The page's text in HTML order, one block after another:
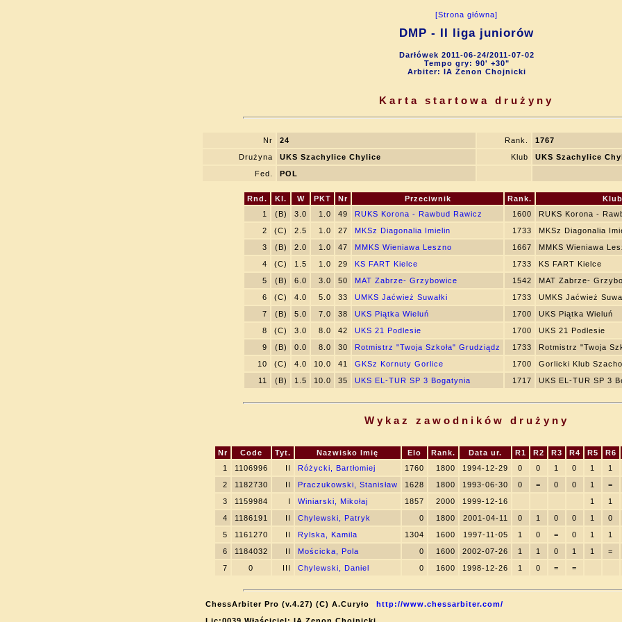
[Strona główna]
DMP - II liga juniorów
Darłówek 2011-06-24/2011-07-02
Tempo gry: 90' +30"
Arbiter: IA Zenon Chojnicki
Karta startowa drużyny
Nr 24 Rank.
1767
Drużyna
UKS Szachylice Chylice Klub
UKS Szachylice
Fed.
POL
Rnd. Kl. W PKT Nr Przeciwnik Rank.
Klub
1
(B) 3.0 1.0 49 RUKS Korona - Rawbud Rawicz 1600
RUKS Korona -
2
(C) 2.5 1.0 27 MKSz Diagonalia Imielin 1733
MKSz Diagonalia
3
(B) 2.0 1.0 47 MMKS Wieniawa Leszno 1667
MMKS Wieniawa
4
(C) 1.5 1.0 29 KS FART Kielce 1733
KS FART Kielce
5
(B) 6.0 3.0 50 MAT Zabrze- Grzybowice 1542
MAT Zabrze-
6
(C) 4.0 5.0 33 UMKS Jaćwież Suwałki 1733
UMKS Jaćwież
7
(B) 5.0 7.0 38 UKS Piątka Wieluń 1700
UKS Piątka Wieluń
8
(C) 3.0 8.0 42 UKS 21 Podlesie 1700
UKS 21 Podlesie
9
(B) 0.0 8.0 30 Rotmistrz "Twoja Szkoła" Grudziądz 1733
Rotmistrz "Twoja
10
(C) 4.0 10.0 41 GKSz Kornuty Gorlice 1700
Gorlicki Klub
11
(B) 1.5 10.0 35 UKS EL-TUR SP 3 Bogatynia 1717 UKS EL-TUR SP 3
Wykaz zawodników drużyny
Nr Code Tyt. Nazwisko Imię Elo Rank. Data ur. R1 R2 R3 R4 R5 R6
1
1106996 II Różycki, Bartłomiej 1760 1800 1994-12-29 0 0 1 0 1 1
2
1182730 II Praczukowski, Stanisław 1628 1800 1993-06-30 0 = 0 0 1 =
3
1159984 I Winiarski, Mikołaj 1857 2000 1999-12-16 1 1
4
1186191 II Chylewski, Patryk 0 1800 2001-04-11 0 1 0 0 1 0
5
1161270 II Rylska, Kamila 1304 1600 1997-11-05 1 0 = 0 1 1
6
1184032 II Mościcka, Pola 0 1600 2002-07-26 1 1 0 1 1 =
7
0 III Chylewski, Daniel 0 1600 1998-12-26 1 0 = =
ChessArbiter Pro (v.4.27) (C) A.Curyło
http://www.chessarbiter.com/